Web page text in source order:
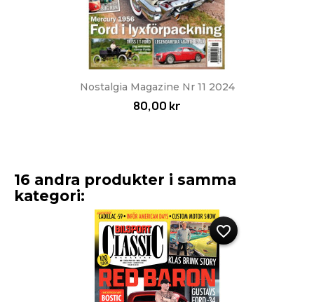
Nostalgia Magazine Nr 11 2024
80,00 kr
16 andra produkter i samma
kategori:
favorite_border